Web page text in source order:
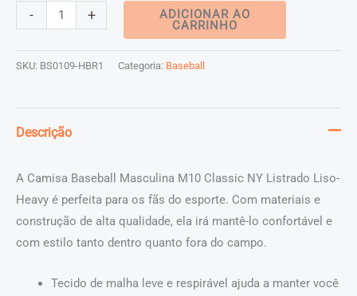
-
Baseball
Masculina
Listrado
Heavy
quantidade
+ ADICIONAR AO
CARRINHO
SKU: BS0109-HBR1 Categoria: Baseball
Descrição
A Camisa Baseball Masculina M10 Classic NY Listrado Liso-
Heavy é perfeita para os fãs do esporte. Com materiais e
construção de alta qualidade, ela irá mantê-lo confortável e
com estilo tanto dentro quanto fora do campo.
Tecido de malha leve e respirável ajuda a manter você